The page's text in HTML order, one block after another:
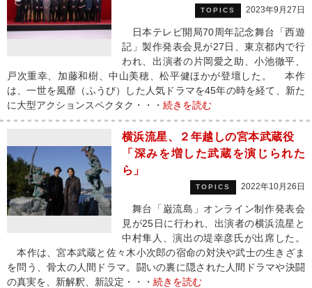
TOPICS 2023年9月27日
日本テレビ開局70周年記念舞台「西遊
記」製作発表会見が27日、東京都内で行
われ、出演者の片岡愛之助、小池徹平、
戸次重幸、加藤和樹、中山美穂、松平健ほかが登壇した。 本作
は、一世を風靡（ふうび）した人気ドラマを45年の時を経て、新た
に大型アクションスペクタク・・・ 続きを読む
横浜流星、２年越しの宮本武蔵役
「深みを増した武蔵を演じられた
ら」
TOPICS 2022年10月26日
舞台「巌流島」オンライン制作発表会
見が25日に行われ、出演者の横浜流星と
中村隼人、演出の堤幸彦氏が出席した。
本作は、宮本武蔵と佐々木小次郎の宿命の対決や武士の生きざま
を問う、骨太の人間ドラマ。闘いの裏に隠された人間ドラマや決闘
の真実を、新解釈、新設定・・・ 続きを読む